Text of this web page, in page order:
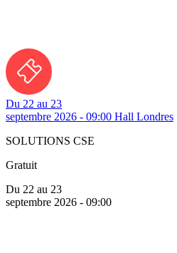
Du 22 au 23
septembre 2026 - 09:00 Hall Londres
SOLUTIONS CSE
Gratuit
Du 22 au 23
septembre 2026 - 09:00